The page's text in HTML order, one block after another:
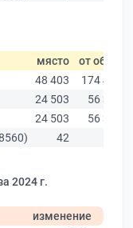
място от общо
48 403
174 403
24 503
56 378
24 503
56 378
42
2024 г.
изменение